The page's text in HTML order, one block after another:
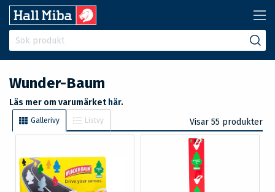
Wunder-Baum
Läs mer om varumärket här.
Gallerivy Listvy Visar 55 produkter